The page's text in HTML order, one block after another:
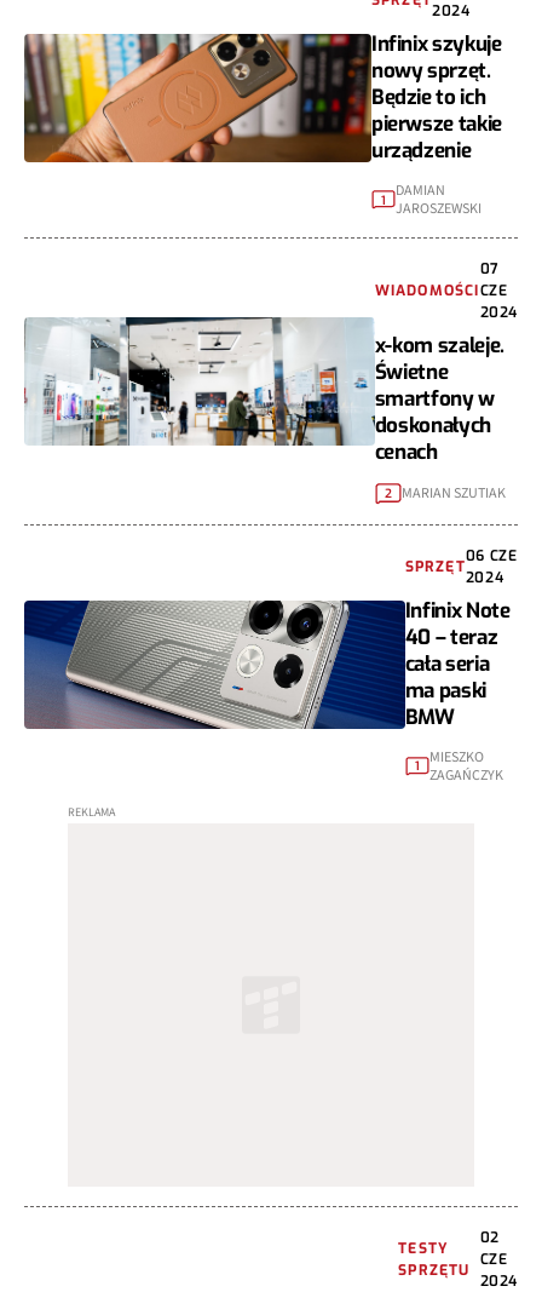
2024
Infinix szykuje
nowy sprzęt.
Będzie to ich
pierwsze takie
urządzenie
1
DAMIAN
JAROSZEWSKI
WIADOMOŚCI
07
CZE
2024
x-kom szaleje.
Świetne
smartfony w
doskonałych
cenach
2 MARIAN SZUTIAK
SPRZĘT
06 CZE
2024
Infinix Note
40 – teraz
cała seria
ma paski
BMW
1
MIESZKO
ZAGAŃCZYK
TESTY
SPRZĘTU
02
CZE
2024